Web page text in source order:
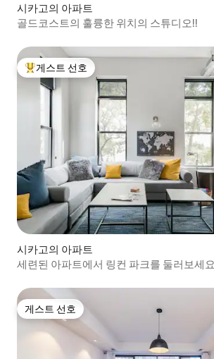
시카고의 아파트
골드코스트의 훌륭한 위치의 스튜디오!!
상위 게스트 선호
게스트 선호
시카고의 아파트
세련된 아파트에서 링컨 파크를 둘러보세요
게스트 선호
게스트 선호